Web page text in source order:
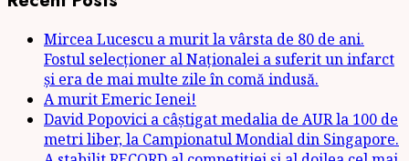
Mircea Lucescu a murit la vârsta de 80 de ani.
Fostul selecționer al Naționalei a suferit un infarct
și era de mai multe zile în comă indusă.
A murit Emeric Ienei!
David Popovici a câștigat medalia de AUR la 100 de
metri liber, la Campionatul Mondial din Singapore.